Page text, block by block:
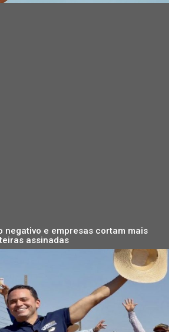
negativo e empresas cortam mais
assinadas